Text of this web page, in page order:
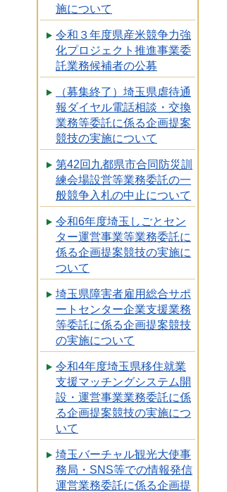
施について
令和３年度県産米競争力強
化プロジェクト推進事業委
託業務候補者の公募
（募集終了）埼玉県虐待通
報ダイヤル電話相談・交換
業務等委託に係る企画提案
競技の実施について
第42回九都県市合同防災訓
練会場設営等業務委託の一
般競争入札の中止について
令和6年度埼玉しごとセン
ター運営事業等業務委託に
係る企画提案競技の実施に
ついて
埼玉県障害者雇用総合サポ
ートセンター企業支援業務
等委託に係る企画提案競技
の実施について
令和4年度埼玉県移住就業
支援マッチングシステム開
設・運営事業業務委託に係
る企画提案競技の実施につ
いて
埼玉バーチャル観光大使事
務局・SNS等での情報発信
運営業務委託に係る企画提